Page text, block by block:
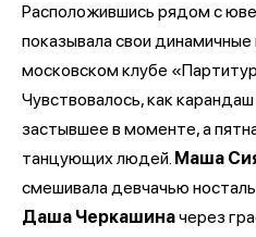
Расположившись рядом с
показывала свои
московском клубе
Чувствовалось, как
застывшее в моменте, а
танцующих людей. Маша
смешивала девчачью
Даша Черкашиначерез